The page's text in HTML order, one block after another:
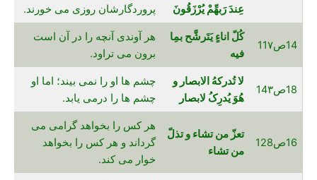
عِندَ رَبهِّمْ یُرْزَقُونَ
پروردگارشان روزی می خورند.
14ص11۷
کُلّ اناءٍ یَتَرشَّح بمِا
فیه
هر آوندی آنچه را در آن است
برون می تراود.
18ص14۳
لا تُدرکهُ الابصار و
هُوَ یُدرِکُ لابصار
چشم ها او را نمی بیند؛ اما او
چشم ها را درمی یابد.
16ص128
تعزّ من تشاء و تذلّ
من تشاء
هر کس را بخواهد گرامی می
گرداند و هر کس را بخواهد
خوار می کند.